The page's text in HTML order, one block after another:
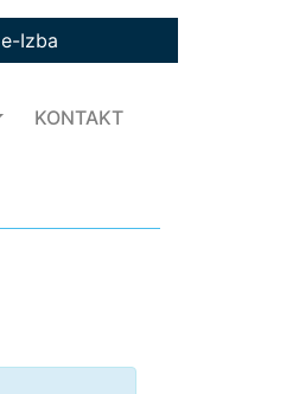
e-Izba
KONTAKT